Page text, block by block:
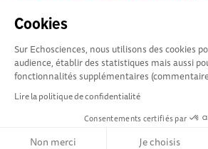
Cookies
Sur Echosciences, nous utilisons des cookies
audience, établir des statistiques mais aussi
fonctionnalités supplémentaires
Lire la politique de confidentialité
Consentements certifiés par
Non merci Je choisis
soutien de nombreux acteurs locaux.
l’Union européenne via les fonds
développement régional. Science(s) en
plateforme Echosciences by Amcsti.
Mentions légales|Politique de
Ligne éditoriale